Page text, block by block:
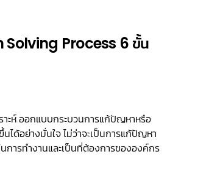
Solving Process 6 ขั้น
ะห์ ออกแบบกระบวนการแก้ปัญหาหรือ
ด้อย่างมั่นใจ ไม่ว่าจะเป็นการแก้ปัญหา
การทำงานและเป็นที่ต้องการขององค์กร